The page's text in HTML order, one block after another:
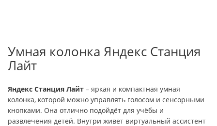
Умная колонка Яндекс Станция
Лайт
Яндекс Станция Лайт – яркая и компактная умная
колонка, которой можно управлять голосом и сенсорными
кнопками. Она отлично подойдёт для учёбы и
развлечения детей. Внутри живёт виртуальный ассистент